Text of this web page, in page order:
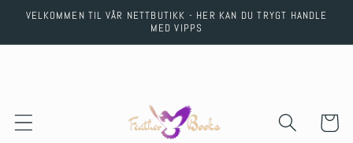
Skip to
VELKOMMEN TIL VÅR NETTBUTIKK - HER KAN DU TRYGT HANDLE
MED VIPPS
Cart